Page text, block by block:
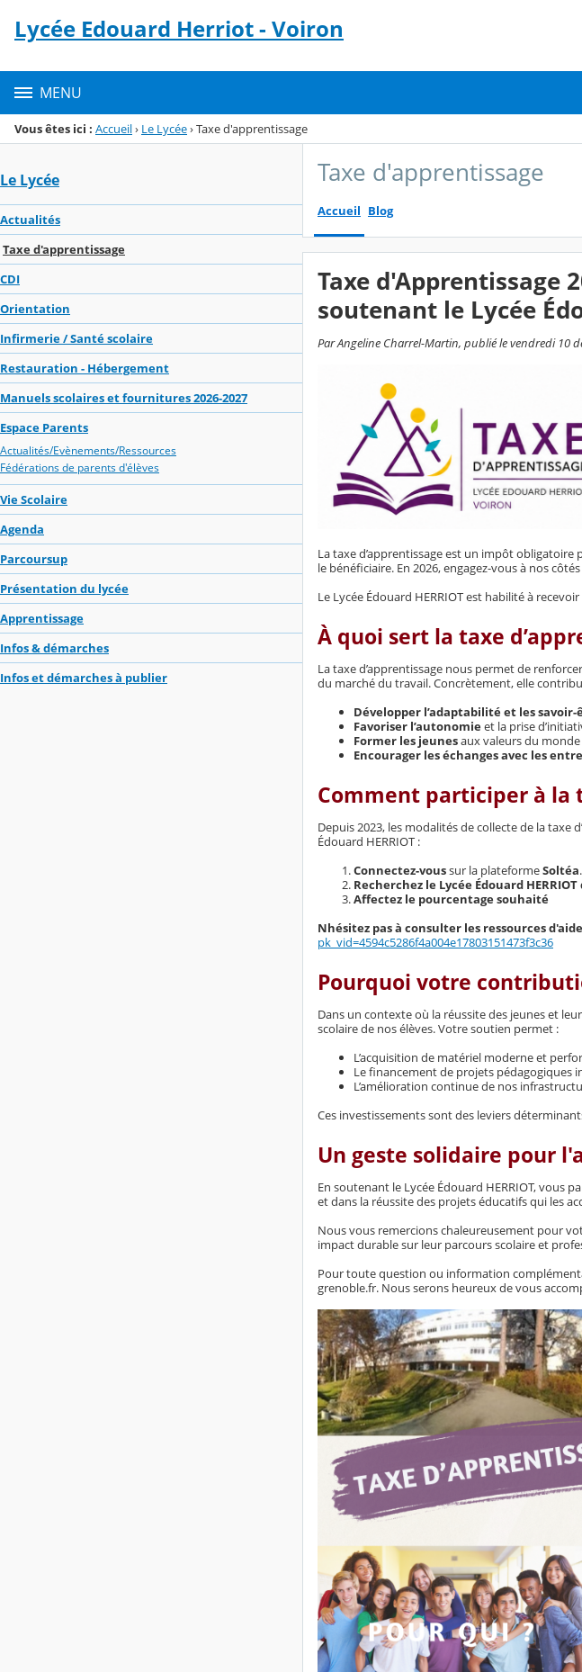
Menu de la rubrique
Contenu
Lycée Edouard Herriot - Voiron
MENU
Vous êtes ici : Accueil› Le Lycée›Taxe d'apprentissage
Le Lycée
Actualités
Taxe d'apprentissage
CDI
Orientation
Infirmerie / Santé scolaire
Restauration - Hébergement
Manuels scolaires et fournitures 2026-2027
Espace Parents
Actualités/Evènements/Ressources
Fédérations de parents d'élèves
Vie Scolaire
Agenda
Parcoursup
Présentation du lycée
Apprentissage
Infos & démarches
Infos et démarches à publier
Taxe d'apprentissage
Accueil Blog
Taxe d'Apprentissage
soutenant le Lycée
Par Angeline Charrel-Martin, publié le vendredi 10
La taxe d’apprentissage est un impôt
le bénéficiaire. En 2026, engagez-vous à nos
Le Lycée Édouard HERRIOT est habilité à
À quoi sert la taxe
La taxe d’apprentissage nous permet de
du marché du travail. Concrètement, elle
Développer l’adaptabilité et les
Favoriser l’autonomieet la prise
Former les jeunesaux valeurs du
Encourager les échanges avec les
Comment participer à la
Depuis 2023, les modalités de collecte de la taxe
Édouard HERRIOT :
Connectez-voussur la plateformeSoltéa.
Recherchez le Lycée Édouard
Affectez le pourcentage souhaité
Nhésitez pas à consulter les ressources
pk_vid=4594c5286f4a004e17803151473f3c36
Pourquoi votre
Dans un contexte où la réussite des jeunes et
scolaire de nos élèves. Votre soutien permet :
L’acquisition de matériel moderne et
Le financement de projets pédagogiques
L’amélioration continue de nos
Ces investissements sont des leviers
Un geste solidaire pour
En soutenant le Lycée Édouard HERRIOT,
et dans la réussite des projets éducatifs qui les
Nous vous remercions chaleureusement pour
impact durable sur leur parcours scolaire et
Pour toute question ou information
grenoble.fr. Nous serons heureux de vous